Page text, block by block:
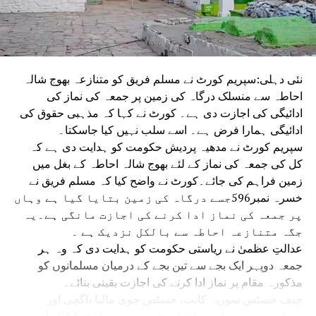
نئی دہلی:سپریم کورٹ نے مسلم فریق کو متنازعہ بھوج شالہ
احاطہ سے منسلک درگاہ کی زمین پر جمعہ کی نماز کی
ادائیگی کی اجازت دی ہے۔ کورٹ نے کہا کہ مذہبی حقوق کی
ادائیگی ہمارا فرض ہے۔ اسے سلب نہیں کیا جاسکتا۔
سپریم کورٹ نے مدھیہ پردیش حکومت کو ہدایت دی ہے کہ
کل کی جمعہ کی نماز کے لئے بھوج شالہ احاطہ کے بغل میں
زمین فراہم کی جائے۔کورٹ نے واضح کیا کہ مسلم فریق نے
خسرہ نمبر596جسے درگاہ کی زمین بتایا گیا ہے وہاں
پر جمعہ کی نماز ادا کرنے کی اجازت مانگی ہے۔یہ
جگہ متنازعہ احاطہ سے بالکل نزدیک ہے ۔
عدالتِ عظمیٰ نے ریاستی حکومت کو ہدایت دی کہ وہ ہر
جمعہ دوپہر ایک بجے سے تین بجے کے درمیان مسلمانوں کو
مذکورہ مقام پر نماز ادا کرنے کی اجازت یقینی بنائے۔